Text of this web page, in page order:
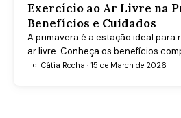
Exercício ao Ar Livre na
Benefícios e Cuidados
A primavera é a estação ideal para
ar livre. Conheça os benefícios
física e mental, e saiba como
C Cátia Rocha · 15 de March de 2026